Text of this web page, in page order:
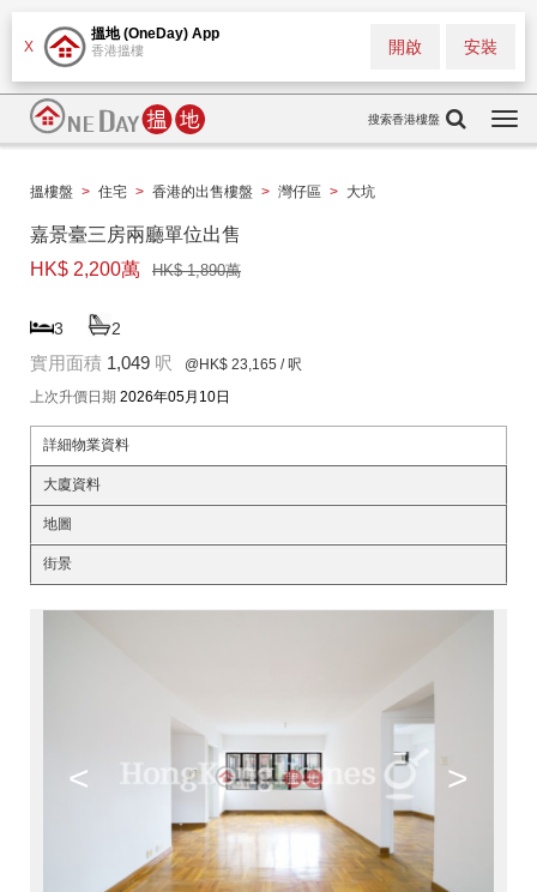
X
搵地 (OneDay) App
香港搵樓 安裝
開啟
搜索香港樓盤
搵樓盤 > 住宅 > 香港的出售樓盤 > 灣仔區 > 大坑
嘉景臺三房兩廳單位出售
HK$ 2,200萬
HK$ 1,890萬
3 2
實用面積 1,049 呎 @HK$ 23,165 / 呎
上次升價日期 2026年05月10日
詳細物業資料
大廈資料
地圖
街景
< >